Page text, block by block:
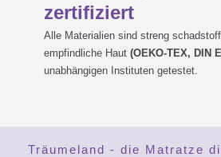
zertifiziert
Alle Materialien sind streng
empfindliche Haut (OEKO-TEX, DIN
unabhängigen Instituten getestet.
Träumeland - die Matratze